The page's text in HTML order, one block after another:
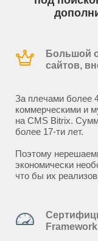
Большой
сайтов,
За плечами более
коммерческими и
на CMS Bitrix.
более 17-ти лет.
Поэтому
экономически
что бы их
Framework